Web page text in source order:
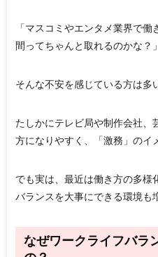
「マスコミやエンタメ業界で
間ってちゃんと取れるのかな？」
そんな不安を感じている方は多
たしかにテレビ局や制作会社、
方になりやすく、「激務」のイ
でも実は、最近は働き方の多様
バランスを大事にできる環境も
なぜワークライフバラ